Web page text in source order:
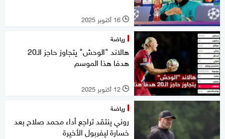
l 16 أكتوبر 2025
رياضة
هالاند "الوحش" يتجاوز حاجز الـ20
هدفا هذا الموسم
l 12 أكتوبر 2025
رياضة
روني ينتقد تراجع أداء محمد صلاح بعد
خسارة ليفربول الأخيرة